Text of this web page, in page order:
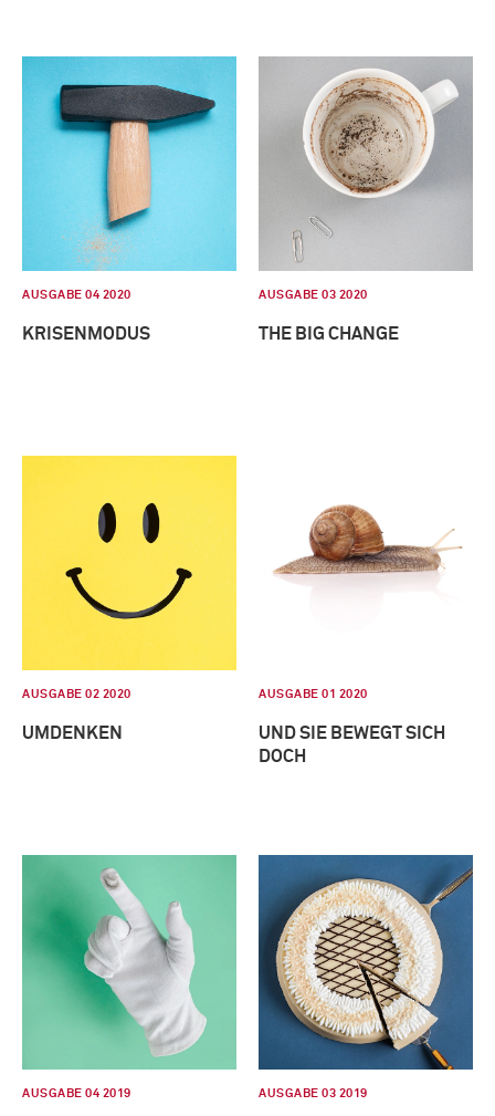
AUSGABE 04 2020
KRISENMODUS
AUSGABE 03 2020
THE BIG CHANGE
AUSGABE 02 2020
UMDENKEN
AUSGABE 01 2020
UND SIE BEWEGT SICH
DOCH
AUSGABE 04 2019 AUSGABE 03 2019